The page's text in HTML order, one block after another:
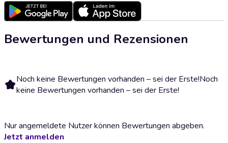
Bewertungen und Rezensionen
Noch keine Bewertungen vorhanden – sei der Erste!Noch
keine Bewertungen vorhanden – sei der Erste!
Nur angemeldete Nutzer können Bewertungen abgeben.
Jetzt anmelden